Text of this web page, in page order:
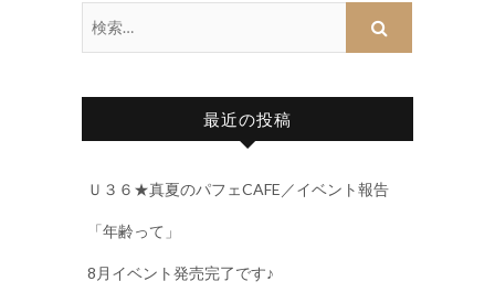
最近の投稿
Ｕ３６★真夏のパフェCAFE／イベント報告
「年齢って」
8月イベント発売完了です♪